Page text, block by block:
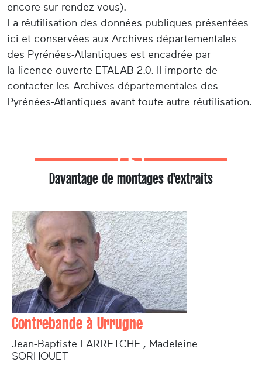
encore sur rendez-vous).
La réutilisation des données publiques présentées
ici et conservées aux Archives départementales
des Pyrénées-Atlantiques est encadrée par
la licence ouverte ETALAB 2.0. Il importe de
contacter les Archives départementales des
Pyrénées-Atlantiques avant toute autre réutilisation.
Davantage de montages d'extraits
Contrebande à Urrugne
Jean-Baptiste LARRETCHE , Madeleine
SORHOUET